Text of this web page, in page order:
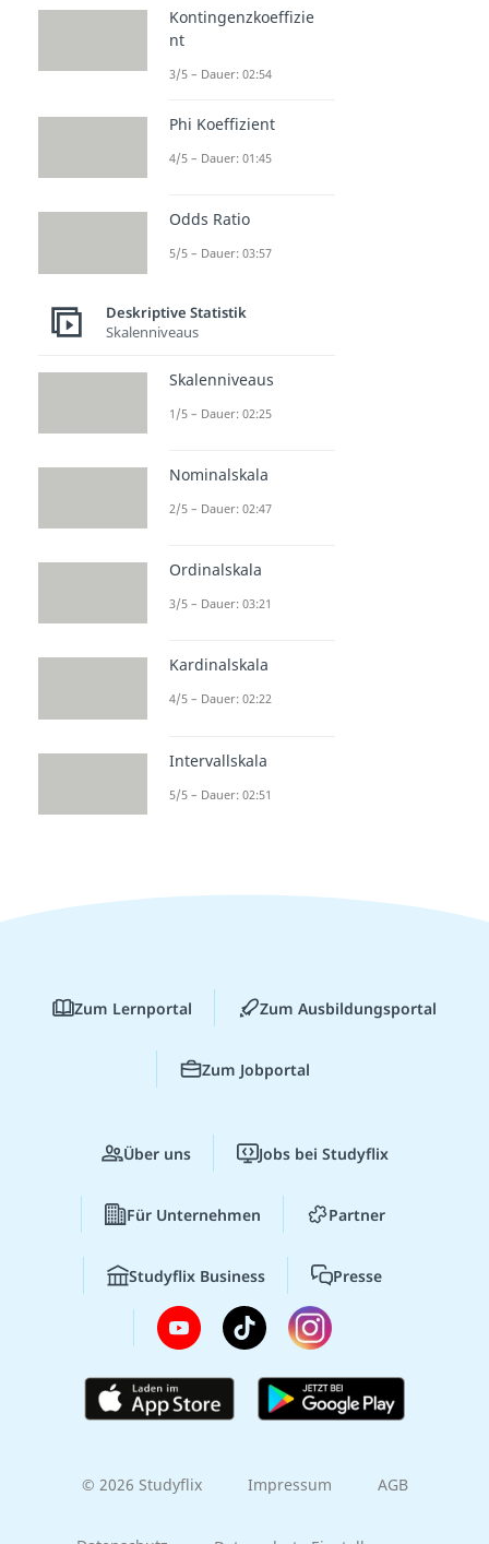
Kontingenzkoeffizie
nt
3/5 – Dauer: 02:54
Phi Koeffizient
4/5 – Dauer: 01:45
Odds Ratio
5/5 – Dauer: 03:57
Deskriptive Statistik
Skalenniveaus
Skalenniveaus
1/5 – Dauer: 02:25
Nominalskala
2/5 – Dauer: 02:47
Ordinalskala
3/5 – Dauer: 03:21
Kardinalskala
4/5 – Dauer: 02:22
Intervallskala
5/5 – Dauer: 02:51
Zum Lernportal Zum Ausbildungsportal
Zum Jobportal
Über uns Jobs bei Studyflix
Für Unternehmen Partner
Studyflix Business Presse
© 2026 Studyflix Impressum AGB